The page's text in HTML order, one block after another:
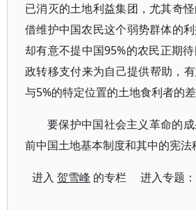
已消灭的土地利益集团，尤其奇
借维护中国农民这个弱势群体的
却有意不提中国95%的农民正期
政转移支付来为自己提供帮助，
与5%的特定位置的土地食利者的差
要保护中国社会主义革命的
前中国土地基本制度和其中的宪法
进入贺雪峰 的专栏 进入专题